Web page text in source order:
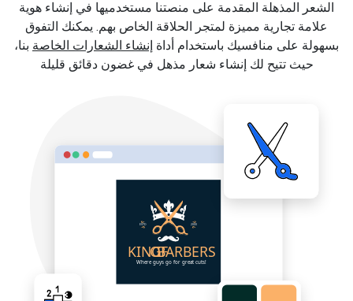
الشعر المذهلة المقدمة على منصتنا مستخدميها في إنشاء هوية
علامة تجارية مميزة لمتجر الحلاقة الخاص بهم. يمكنك التفوق
بسهولة على منافسيك باستخدام أداة إنشاء الشعارات الخاصة بنا،
حيث تتيح لك إنشاء شعار مذهل في غضون دقائق قليلة